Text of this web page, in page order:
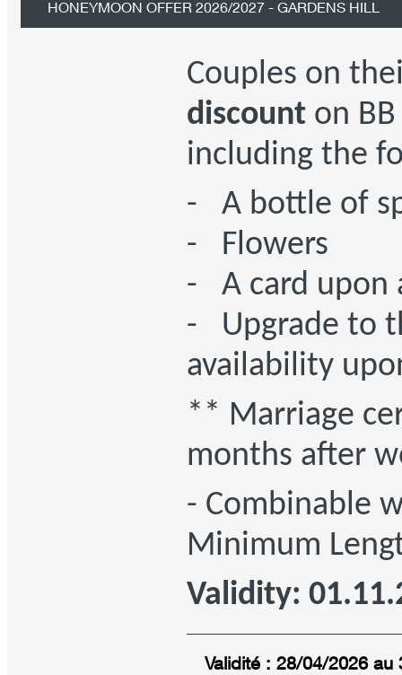
HONEYMOON OFFER 2026/2027 - GARDENS HILL
Couples on
discounton BB
including the
- A bottle of
- Flowers
- A card upon
- Upgrade to
availability
** Marriage
months after
- Combinable
Minimum
Validity:
Validité : 28/04/2026 au